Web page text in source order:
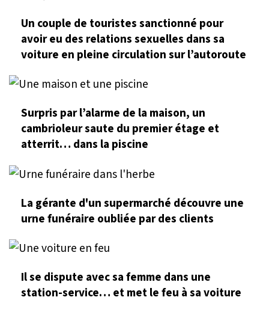
Un couple de touristes sanctionné pour
avoir eu des relations sexuelles dans sa
voiture en pleine circulation sur l’autoroute
Surpris par l’alarme de la maison, un
cambrioleur saute du premier étage et
atterrit… dans la piscine
La gérante d'un supermarché découvre une
urne funéraire oubliée par des clients
Il se dispute avec sa femme dans une
station-service… et met le feu à sa voiture